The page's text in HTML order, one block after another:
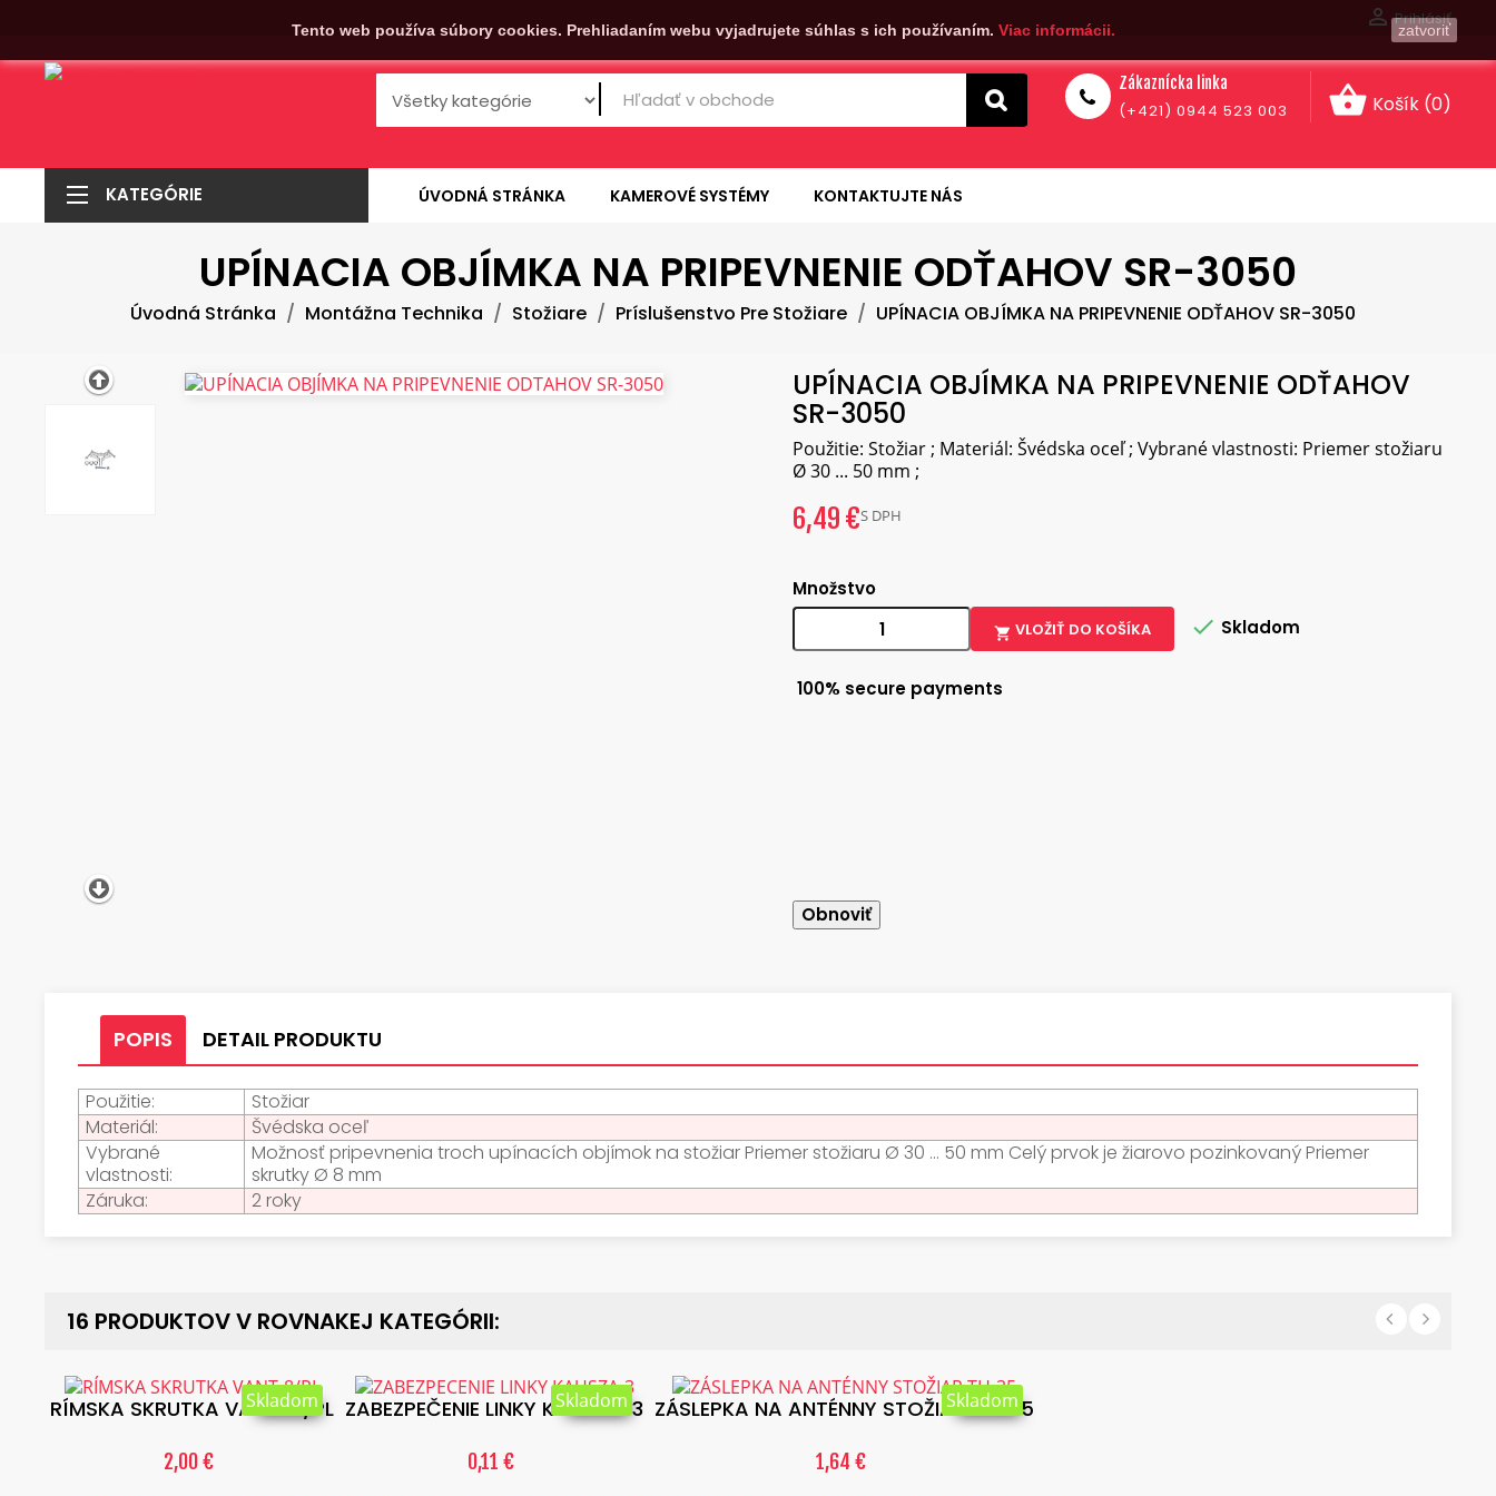
Tento web používa súbory cookies. Prehliadaním webu vyjadrujete súhlas s ich používaním. Viac informácii. zatvoriť
 Prihlásiť
shopping_basket Košík (0)
Zákaznícka linka
(+421) 0944 523 003
ÚVODNÁ STRÁNKA KAMEROVÉ SYSTÉMY KONTAKTUJTE NÁS
KATEGÓRIE
UPÍNACIA OBJÍMKA NA PRIPEVNENIE ODŤAHOV SR-3050
Úvodná Stránka Montážna Technika Stožiare Príslušenstvo Pre Stožiare UPÍNACIA OBJÍMKA NA PRIPEVNENIE ODŤAHOV SR-3050
UPÍNACIA OBJÍMKA NA PRIPEVNENIE ODŤAHOV
SR-3050
Použitie: Stožiar ; Materiál: Švédska oceľ ; Vybrané vlastnosti: Priemer stožiaru
Ø 30 ... 50 mm ;
6,49 €S DPH
Množstvo
 VLOŽIŤ DO KOŠÍKA  Skladom
100% secure payments
POPIS DETAIL PRODUKTU
Použitie:
Stožiar
Materiál:
Švédska oceľ
Vybrané
vlastnosti:
Možnosť pripevnenia troch upínacích objímok na stožiar Priemer stožiaru Ø 30 ... 50 mm Celý prvok je žiarovo pozinkovaný Priemer
skrutky Ø 8 mm
Záruka:
2 roky
16 PRODUKTOV V ROVNAKEJ KATEGÓRII:
RÍMSKA SKRUTKA VANT-8/PL
2,00 €
Skladom ZABEZPEČENIE LINKY KAUSZA-3
0,11 €
Skladom ZÁSLEPKA NA ANTÉNNY STOŽIAR TH-35
1,64 €
Skladom